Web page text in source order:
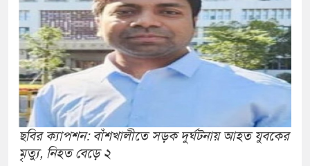
ছবির ক্যাপশন: বাঁশখালীতে সড়ক দুর্ঘটনায় আহত যুবকের
মৃত্যু, নিহত বেড়ে ২